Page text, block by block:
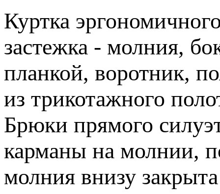
Куртка
застежка - молния,
планкой, воротник,
из трикотажного
Брюки прямого
карманы на молнии,
молния внизу